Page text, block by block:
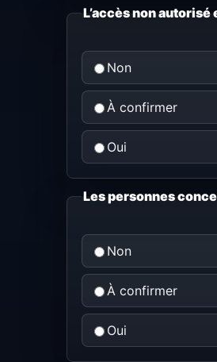
L’accès non
Non
À confirmer
Oui
Les personnes
Non
À confirmer
Oui